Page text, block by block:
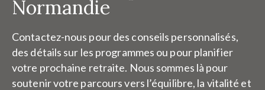
Normandie
Contactez-nous pour des conseils personnalisés,
des détails sur les programmes ou pour planifier
votre prochaine retraite. Nous sommes là pour
soutenir votre parcours vers l’équilibre, la vitalité et